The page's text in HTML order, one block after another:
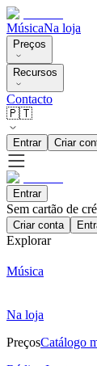
MúsicaNa loja
Preços
Recursos
Contacto
🇵🇹
Entrar Criar
Entrar
Sem cartão de
Criar conta
Explorar
Música
Na loja
PreçosCatálogo